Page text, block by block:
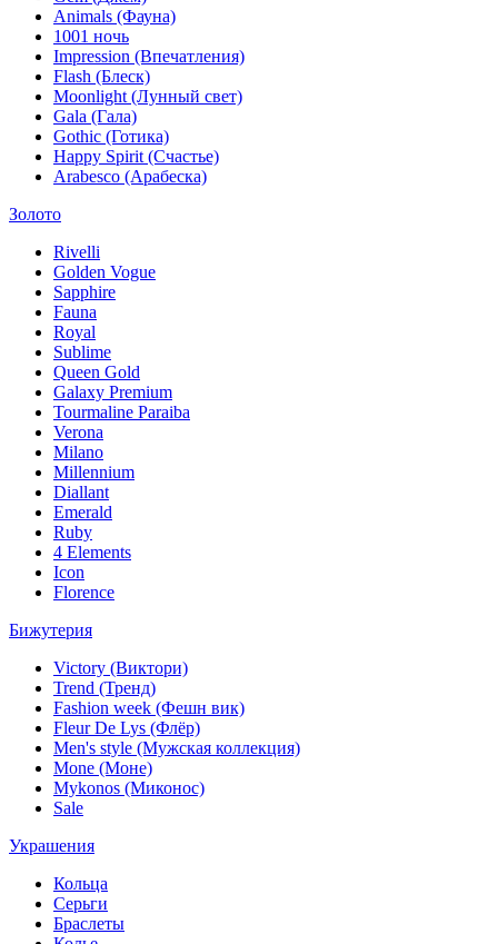
Animals (Фауна)
1001 ночь
Impression (Впечатления)
Flash (Блеск)
Moonlight (Лунный свет)
Gala (Гала)
Gothic (Готика)
Happy Spirit (Счастье)
Arabesco (Арабеска)
Золото
Rivelli
Golden Vogue
Sapphire
Fauna
Royal
Sublime
Queen Gold
Galaxy Premium
Tourmaline Paraiba
Verona
Milano
Millennium
Diallant
Emerald
Ruby
4 Elements
Icon
Florence
Бижутерия
Victory (Виктори)
Trend (Тренд)
Fashion week (Фешн вик)
Fleur De Lys (Флёр)
Men's style (Мужская коллекция)
Mone (Моне)
Mykonos (Миконос)
Sale
Украшения
Кольца
Серьги
Браслеты